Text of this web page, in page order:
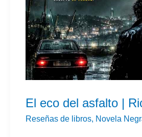
El eco del asfalto |
Reseñas de libros, Novela